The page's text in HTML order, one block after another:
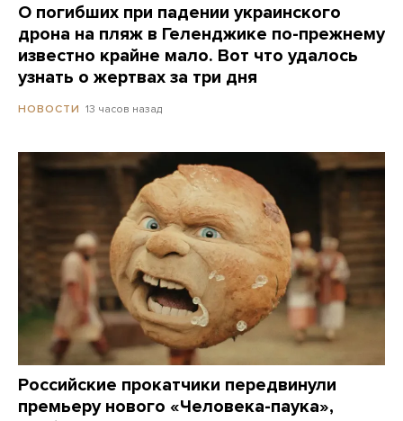
О погибших при падении украинского
дрона на пляж в Геленджике по-прежнему
известно крайне мало. Вот что удалось
узнать о жертвах за три дня
НОВОСТИ 13 часов назад
Российские прокатчики передвинули
премьеру нового «Человека-паука»,